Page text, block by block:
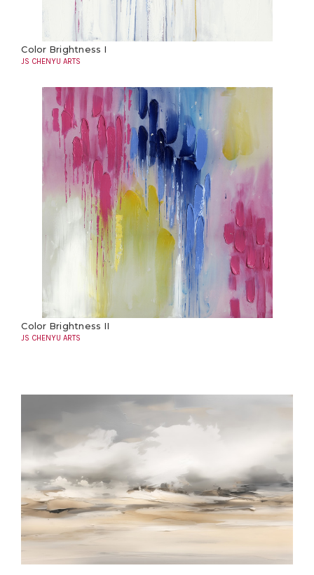
Color Brightness I
JS CHENYU ARTS
Color Brightness II
JS CHENYU ARTS